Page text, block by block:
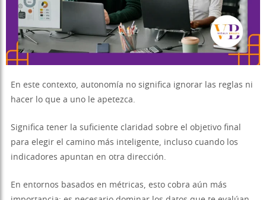
En este contexto, autonomía no significa ignorar las reglas ni
hacer lo que a uno le apetezca.
Significa tener la suficiente claridad sobre el objetivo final
para elegir el camino más inteligente, incluso cuando los
indicadores apuntan en otra dirección.
En entornos basados en métricas, esto cobra aún más